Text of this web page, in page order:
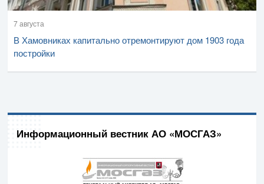
7 августа
В Хамовниках капитально отремонтируют дом 1903 года
постройки
Информационный вестник АО «МОСГАЗ»